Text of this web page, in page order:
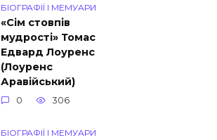
БІОГРАФІЇ І МЕМУАРИ
«Сім стовпів
мудрості» Томас
Едвард Лоуренс
(Лоуренс
Аравійський)
0 306
БІОГРАФІЇ І МЕМУАРИ